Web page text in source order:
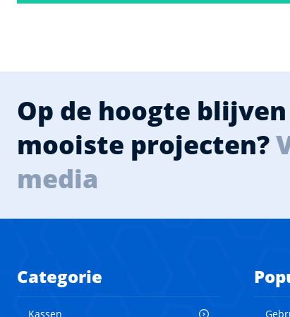
Op de hoogte
mooiste projecten?
media
Categorie
Kassen